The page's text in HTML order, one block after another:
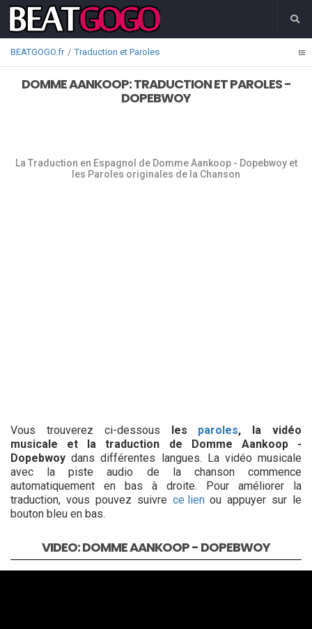
BEATGOGO.fr Traduction et Paroles
DOMME AANKOOP: TRADUCTION ET PAROLES -
DOPEBWOY
La Traduction en Espagnol de Domme Aankoop - Dopebwoy et
les Paroles originales de la Chanson
Vous trouverez ci-dessous les paroles, la vidéo
musicale et la traduction de Domme Aankoop -
Dopebwoydans différentes langues. La vidéo musicale
avec la piste audio de la chanson commence
automatiquement en bas à droite. Pour améliorer la
traduction, vous pouvez suivre ce lienou appuyer sur le
bouton bleu en bas.
VIDEO: DOMME AANKOOP - DOPEBWOY